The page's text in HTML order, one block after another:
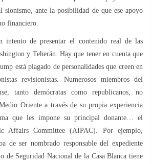
sionismo, ante la posibilidad de que ese apoyo
financiero.
intento de presentar el contenido real de las
y Teherán. Hay que tener en cuenta que
está plagado de personalidades que creen en
revisionistas. Numerosos miembros del
tanto demócratas como republicanos, no
Oriente a través de su propia experiencia
que les impone su principal donante… el
Affairs Committee (AIPAC). Por ejemplo,
de ser nombrado responsable del expediente
de Seguridad Nacional de la Casa Blanca tiene